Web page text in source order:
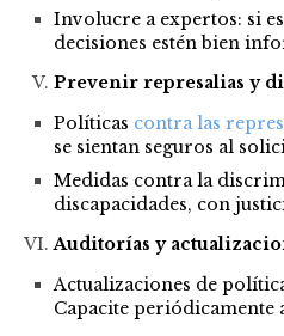
Involucre a expertos: si
decisiones estén bien
Prevenir represalias y
Políticas contra las
se sientan seguros al
Medidas contra la
discapacidades, con
Auditorías y
Actualizaciones de
Capacite periódicamente